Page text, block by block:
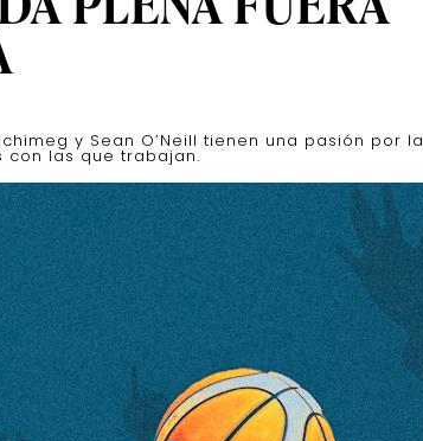
y Sean O’Neill tienen una pasión por la
las que trabajan.